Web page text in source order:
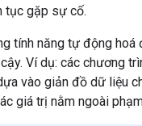
tục gặp sự cố.
tính năng tự động hoá
Ví dụ: các chương
vào giản đồ dữ liệu
giá trị nằm ngoài